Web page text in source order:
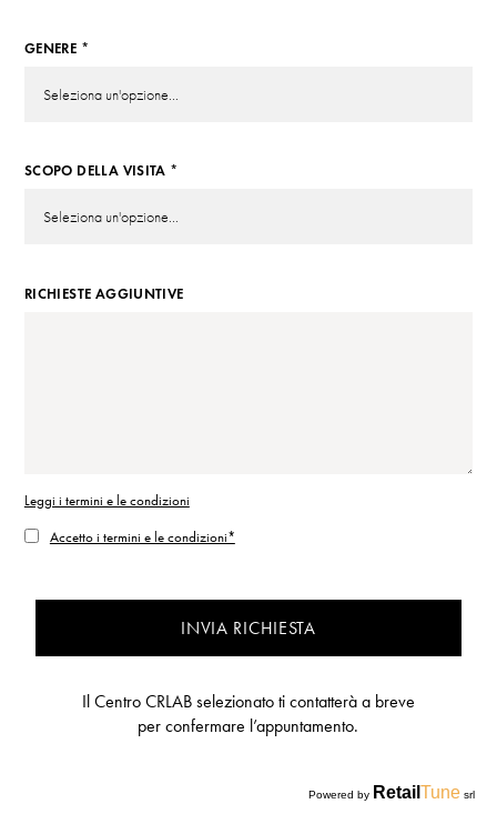
GENERE *
SCOPO DELLA VISITA *
RICHIESTE AGGIUNTIVE
Leggi i termini e le condizioni
Accetto i termini e le condizioni*
INVIA RICHIESTA
Il Centro CRLAB selezionato ti contatterà a breve
per confermare l’appuntamento.
Powered by Retail Tune srl